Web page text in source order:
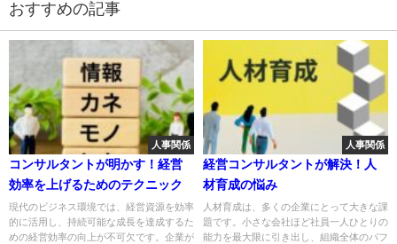
おすすめの記事
人事関係
コンサルタントが明かす！経営
効率を上げるためのテクニック
現代のビジネス環境では、経営資源を効率
的に活用し、持続可能な成長を達成するた
めの経営効率の向上が不可欠です。企業が
人事関係
経営コンサルタントが解決！人
材育成の悩み
人材育成は、多くの企業にとって大きな課
題です。小さな会社ほど社員一人ひとりの
能力を最大限に引き出し、組織全体のパフ